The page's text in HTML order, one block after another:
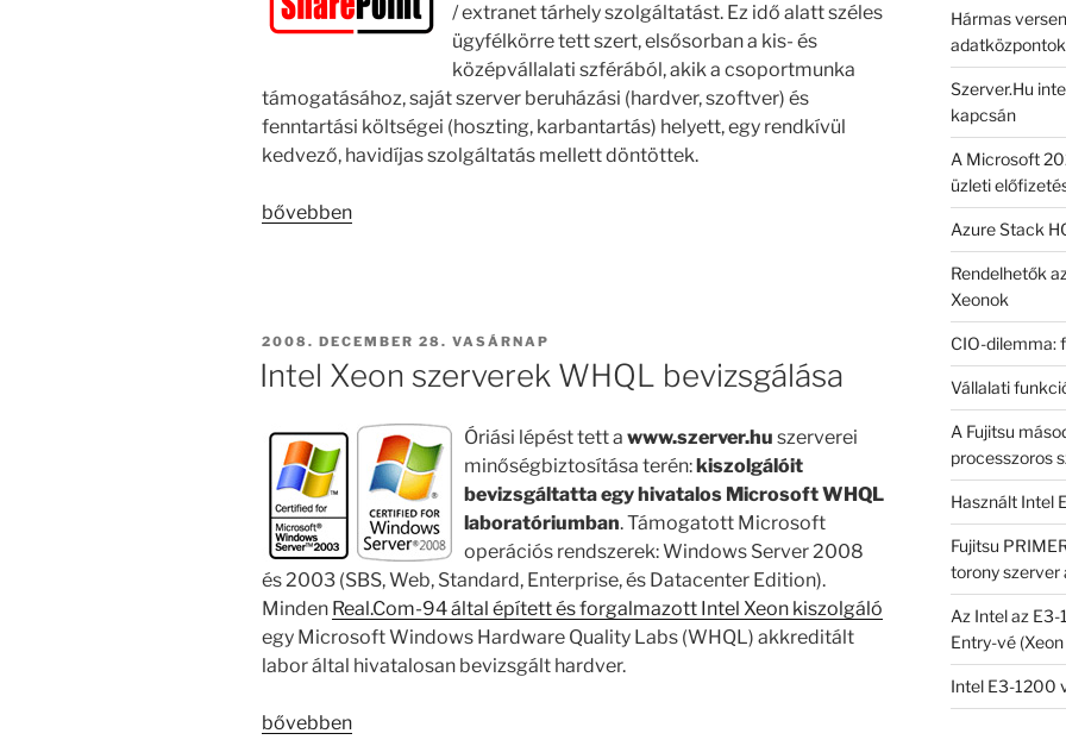
/ extranet tárhely szolgáltatást. Ez idő alatt széles
ügyfélkörre tett szert, elsősorban a kis- és
középvállalati szférából, akik a csoportmunka
támogatásához, saját szerver beruházási (hardver, szoftver) és
fenntartási költségei (hoszting, karbantartás) helyett, egy rendkívül
kedvező, havidíjas szolgáltatás mellett döntöttek.
„SharePoint.hu
kis-
és
szolgálatában”
bővebben
BEKÜLDVE:
2008. DECEMBER 28. VASÁRNAP
Intel Xeon szerverek WHQL bevizsgálása
Óriási lépést tett a www.szerver.hu szerverei
minőségbiztosítása terén: kiszolgálóit
bevizsgáltatta egy hivatalos Microsoft WHQL
laboratóriumban. Támogatott Microsoft
operációs rendszerek: Windows Server 2008
és 2003 (SBS, Web, Standard, Enterprise, és Datacenter Edition).
Minden Real.Com-94 által épített és forgalmazott Intel Xeon kiszolgáló
egy Microsoft Windows Hardware Quality Labs (WHQL) akkreditált
labor által hivatalosan bevizsgált hardver.
„Intel
bővebben
Hármas
Szerver.Hu
kapcsán
A Microsoft
üzleti
Azure Stack
Rendelhetők
Xeonok
CIO-dilemma:
Vállalati
A Fujitsu
processzoros
Használt Intel
Fujitsu
torony szerver
Az Intel az
Entry-vé
Intel E3-1200